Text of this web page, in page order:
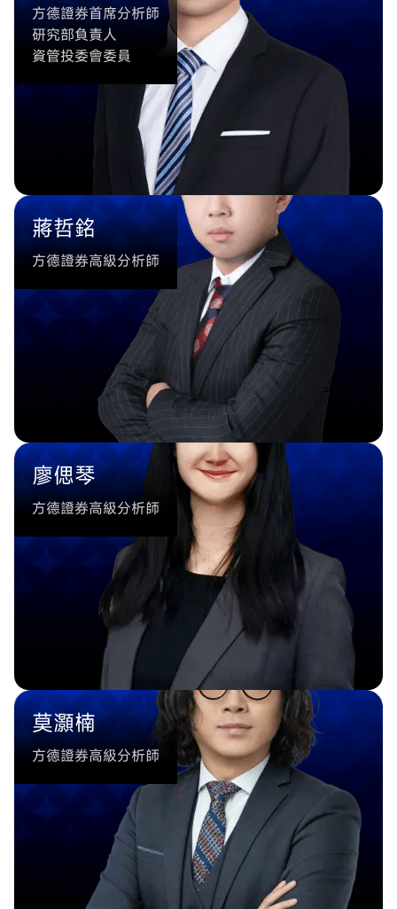
方德證券首席分析師
研究部負責人
資管投委會委員
蔣哲銘
方德證券高級分析師
廖偲琴
方德證券高級分析師
莫灝楠
方德證券高級分析師